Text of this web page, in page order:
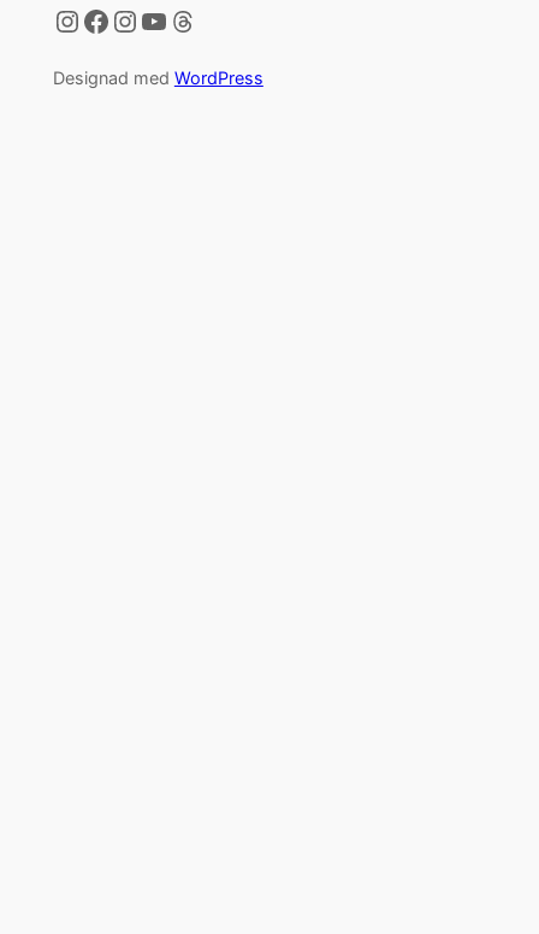
Instagram
Facebook
Instagram
YouTube
Threads
Designad med WordPress